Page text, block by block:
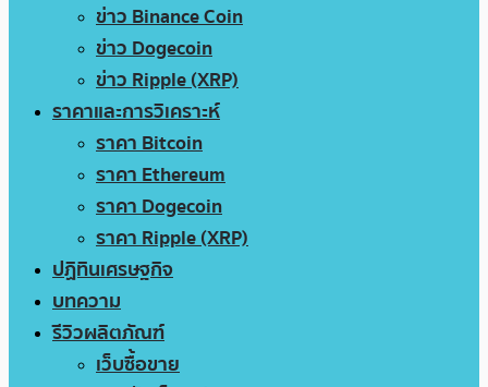
ข่าว Binance Coin
ข่าว Dogecoin
ข่าว Ripple (XRP)
ราคาและการวิเคราะห์
ราคา Bitcoin
ราคา Ethereum
ราคา Dogecoin
ราคา Ripple (XRP)
ปฏิทินเศรษฐกิจ
บทความ
รีวิวผลิตภัณฑ์
เว็บซื้อขาย